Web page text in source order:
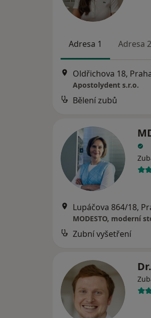
Adresa 1 Adresa 2
Oldřichova 18,
Apostolydent s.r.o.
Bělení zubů
Lupáčova 864/18,
MODESTO, moderní
Zubní vyšetření